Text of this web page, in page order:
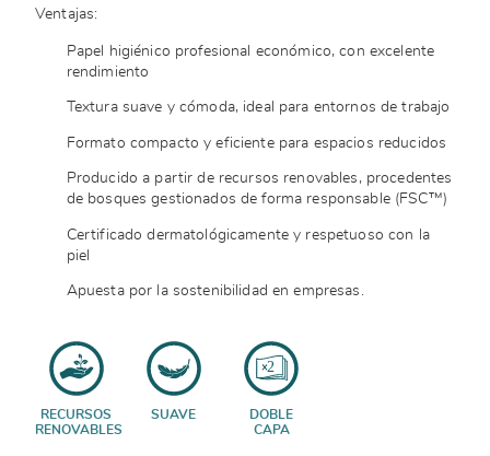
Ventajas:
Papel higiénico profesional económico, con excelente
rendimiento
Textura suave y cómoda, ideal para entornos de trabajo
Formato compacto y eficiente para espacios reducidos
Producido a partir de recursos renovables, procedentes
de bosques gestionados de forma responsable (FSC™)
Certificado dermatológicamente y respetuoso con la
piel
Apuesta por la sostenibilidad en empresas.
RECURSOS
RENOVABLES
SUAVE
DOBLE
CAPA